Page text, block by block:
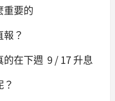
重要的
？
在下週 9 / 17 升息